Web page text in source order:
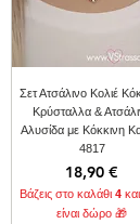
Σετ Ατσάλινο Κολιέ
Κρύσταλλα &
Αλυσίδα με Κόκκινη
4817
Τιμή
18,90 €
Βάζεις στο καλάθι 4
είναι δώρο 🎁